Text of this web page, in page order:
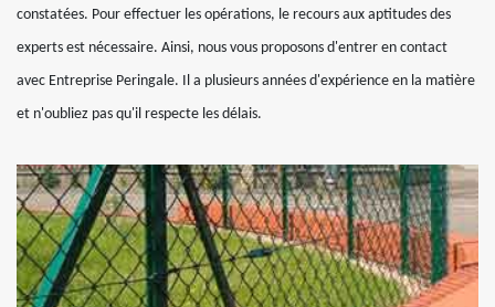
constatées. Pour effectuer les opérations, le recours aux aptitudes des
experts est nécessaire. Ainsi, nous vous proposons d'entrer en contact
avec Entreprise Peringale. Il a plusieurs années d'expérience en la matière
et n'oubliez pas qu'il respecte les délais.